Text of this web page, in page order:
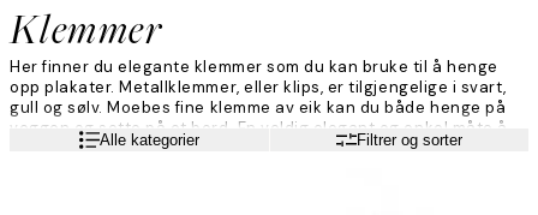
Klemmer
Her finner du elegante klemmer som du kan bruke til å henge
opp plakater. Metallklemmer, eller klips, er tilgjengelige i svart,
gull og sølv. Moebes fine klemme av eik kan du både henge på
veggen og sette på et bord. En veldig elegant og enkel måte å
vise frem favorittplakatene dine på.
Alle kategorier Filtrer og sorter